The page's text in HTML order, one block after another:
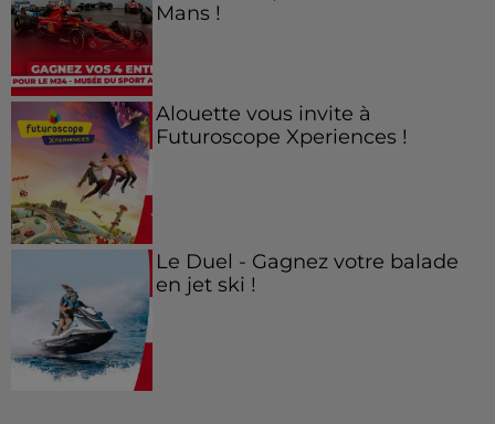
Mans !
Alouette vous invite à
Futuroscope Xperiences !
Le Duel - Gagnez votre balade
en jet ski !